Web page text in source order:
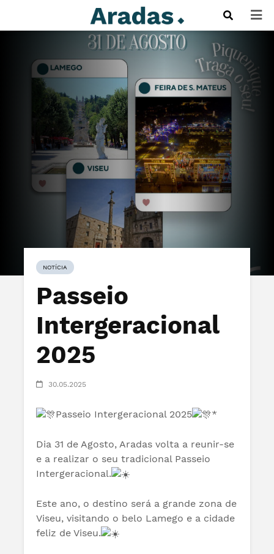
NOTÍCIA
Passeio
Intergeracional
2025
30.05.2025
Passeio Intergeracional 2025 *
Dia 31 de Agosto, Aradas volta a reunir-se
e a realizar o seu tradicional Passeio
Intergeracional.
Este ano, o destino será a grande zona de
Viseu, visitando o belo Lamego e a cidade
feliz de Viseu.